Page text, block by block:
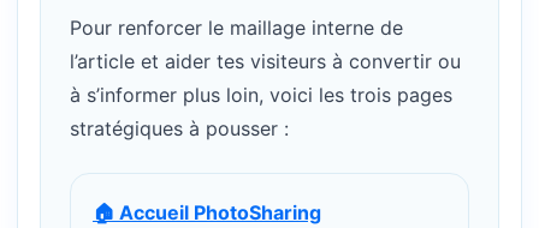
Pour renforcer le maillage interne de
l’article et aider tes visiteurs à convertir ou
à s’informer plus loin, voici les trois pages
stratégiques à pousser :
🏠 Accueil PhotoSharing